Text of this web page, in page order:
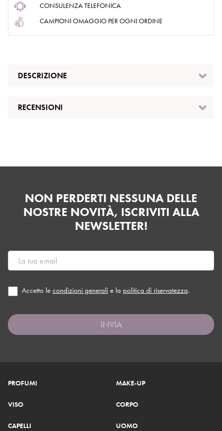
CONSULENZA TELEFONICA
CAMPIONI OMAGGIO PER OGNI ORDINE
DESCRIZIONE
RECENSIONI
NON PERDERTI NESSUNA DELLE
NOSTRE NOVITÀ, ISCRIVITI ALLA
NEWSLETTER!
Accetto le condizioni generali e la politica di riservatezza.
INVIA
PROFUMI MAKE-UP
VISO CORPO
CAPELLI UOMO